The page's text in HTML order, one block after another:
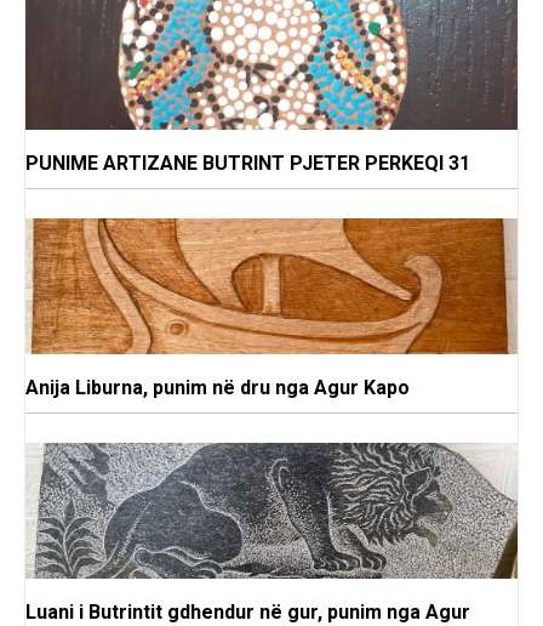
PUNIME ARTIZANE BUTRINT PJETER PERKEQI 31
Anija Liburna, punim në dru nga Agur Kapo
Luani i Butrintit gdhendur në gur, punim nga Agur